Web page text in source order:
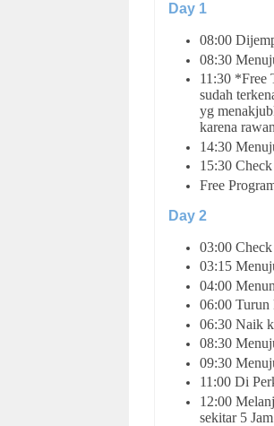
Day 1
08:00
08:30
11:30 *Free
sudah
yg
karena
14:30
15:30
Free
Day 2
03:00
03:15
04:00
06:00 Turun
06:30 Naik
08:30
09:30
11:00 Di
12:00
sekitar 5